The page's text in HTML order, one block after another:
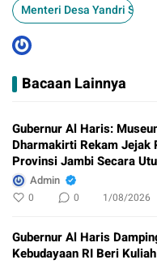
Menteri Desa Yandri
Bacaan Lainnya
Gubernur Al Haris:
Dharmakirti Rekam Jejak
Provinsi Jambi Secara
Admin
0 0 1/08/2026
Gubernur Al Haris
Kebudayaan RI Beri